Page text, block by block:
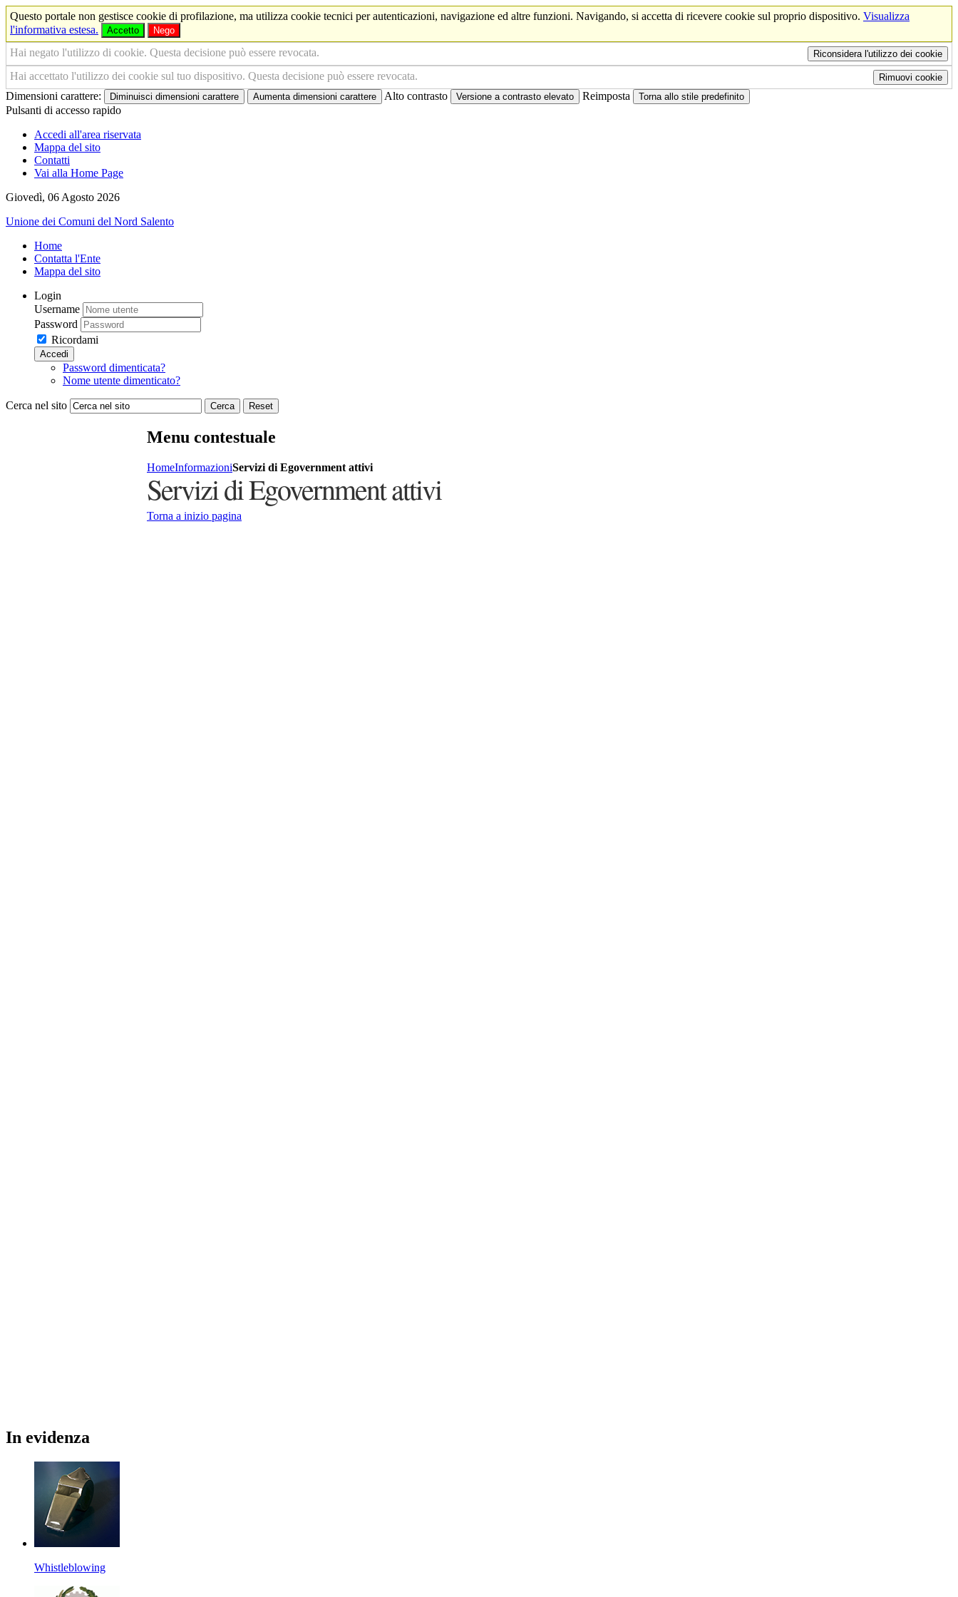
Questo portale non gestisce cookie di profilazione, ma utilizza cookie tecnici per autenticazioni, navigazione ed altre funzioni. Navigando, si accetta di ricevere cookie sul proprio dispositivo. Visualizza
l'informativa estesa.
Accetto Nego
Hai negato l'utilizzo di cookie. Questa decisione può essere revocata. Riconsidera l'utilizzo dei cookie
Hai accettato l'utilizzo dei cookie sul tuo dispositivo. Questa decisione può essere revocata. Rimuovi cookie
Dimensioni carattere: Diminuisci dimensioni carattere Aumenta dimensioni carattere Alto contrasto Versione a contrasto elevato Reimposta Torna allo stile predefinito
Pulsanti di accesso rapido
Accedi all'area riservata
Mappa del sito
Contatti
Vai alla Home Page
Giovedì, 06 Agosto 2026
Unione dei Comuni del Nord Salento
Home
Contatta l'Ente
Mappa del sito
Login
Username
Password
Ricordami
Accedi
Password dimenticata?
Nome utente dimenticato?
Cerca nel sito Cerca Reset
Menu contestuale
HomeInformazioniServizi di Egovernment attivi
Servizi di Egovernment attivi
Torna a inizio pagina
In evidenza
Whistleblowing